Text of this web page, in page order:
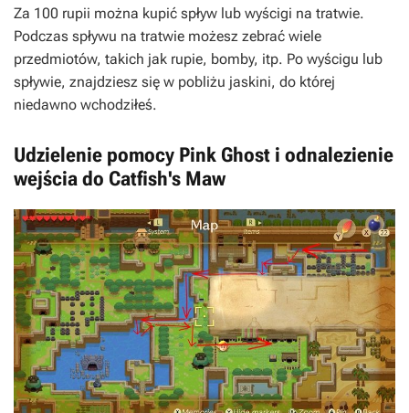
Za 100 rupii można kupić spływ lub wyścigi na tratwie.
Podczas spływu na tratwie możesz zebrać wiele
przedmiotów, takich jak rupie, bomby, itp. Po wyścigu lub
spływie, znajdziesz się w pobliżu jaskini, do której
niedawno wchodziłeś.
Udzielenie pomocy Pink Ghost i odnalezienie
wejścia do Catfish's Maw